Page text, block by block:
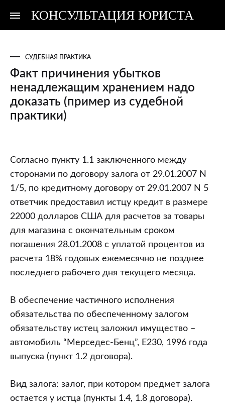
КОНСУЛЬТАЦИЯ ЮРИСТА
Консультация
Консультация
СУДЕБНАЯ ПРАКТИКА
Факт причинения убытков
ненадлежащим хранением надо
доказать (пример из судебной
практики)
Факт
причинения
убытков
ненадлежащим
хранением
надо
доказать
(пример
из
практики)
Согласно пункту 1.1 заключенного между
сторонами по договору залога от 29.01.2007 N
1/5, по кредитному договору от 29.01.2007 N 5
ответчик предоставил истцу кредит в размере
22000 долларов США для расчетов за товары
для магазина с окончательным сроком
погашения 28.01.2008 с уплатой процентов из
расчета 18% годовых ежемесячно не позднее
последнего рабочего дня текущего месяца.
В обеспечение частичного исполнения
обязательства по обеспеченному залогом
обязательству истец заложил имущество –
автомобиль “Мерседес-Бенц”, E230, 1996 года
выпуска (пункт 1.2 договора).
Вид залога: залог, при котором предмет залога
остается у истца (пункты 1.4, 1.8 договора).